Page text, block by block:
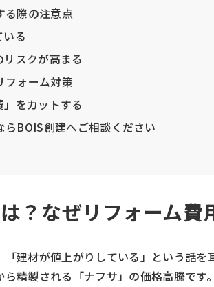
る際の注意点
る
リスクが高まる
フォーム対策
をカットする
BOIS創建へご相談ください
？なぜリフォーム費
建材が値上がりしている」という話を
精製される「ナフサ」の価格高騰です。